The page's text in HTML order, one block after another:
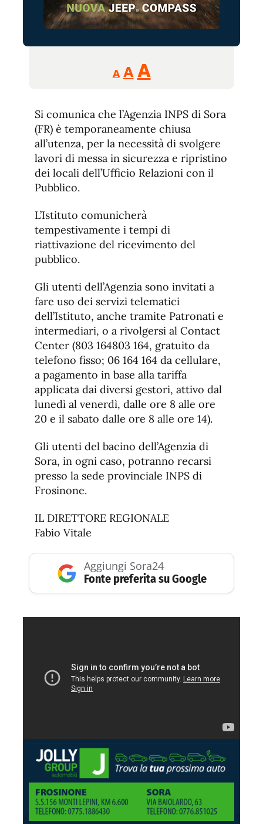
A
Reducir
tamaño
A Restablecer
fuente
AAumentar
de
fuente.
Si comunica che l’Agenzia INPS di Sora
(FR) è temporaneamente chiusa
all’utenza, per la necessità di svolgere
lavori di messa in sicurezza e ripristino
dei locali dell’Ufficio Relazioni con il
Pubblico.
L’Istituto comunicherà
tempestivamente i tempi di
riattivazione del ricevimento del
pubblico.
Gli utenti dell’Agenzia sono invitati a
fare uso dei servizi telematici
dell’Istituto, anche tramite Patronati e
intermediari, o a rivolgersi al Contact
Center (803 164803 164, gratuito da
telefono fisso; 06 164 164 da cellulare,
a pagamento in base alla tariffa
applicata dai diversi gestori, attivo dal
lunedì al venerdì, dalle ore 8 alle ore
20 e il sabato dalle ore 8 alle ore 14).
Gli utenti del bacino dell’Agenzia di
Sora, in ogni caso, potranno recarsi
presso la sede provinciale INPS di
Frosinone.
IL DIRETTORE REGIONALE
Fabio Vitale
Aggiungi Sora24
Fonte preferita su Google